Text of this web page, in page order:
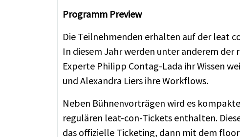
Programm Preview
Die Teilnehmenden erhalten auf der leat
In diesem Jahr werden unter anderem
Experte Philipp Contag-Lada ihr Wissen
und Alexandra Liers ihre Workflows.
Neben Bühnenvorträgen wird es
regulären leat-con-Tickets enthalten.
das offizielle Ticketing, dann mit dem